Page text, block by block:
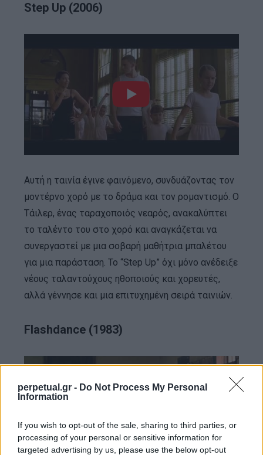
perpetual.gr - Do Not Process My Personal
Information
If you wish to opt-out of the sale, sharing to third parties, or
processing of your personal or sensitive information for
targeted advertising by us, please use the below opt-out
Step Up (2006)
Αυτή η ταινία έγινε φαινόμενο, συνδυάζοντας τον
μοντέρνο χορό με το δράμα και τον ρομαντισμό. Ο
Τάιλερ, ένας ταραχοποιός νεαρός, ανακαλύπτει
το ταλέντο του στο χορό και αναγκάζεται να
συνεργαστεί με μια σοβαρή μαθήτρια μπαλέτου
για μια παράσταση. Το “Step Up” όχι μόνο ανέδειξε
νέους ταλαντούχους ηθοποιούς και χορευτές,
αλλά γέννησε και μια επιτυχημένη σειρά ταινιών.
Flashdance (1983)